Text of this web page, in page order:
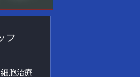
フ
胞治療